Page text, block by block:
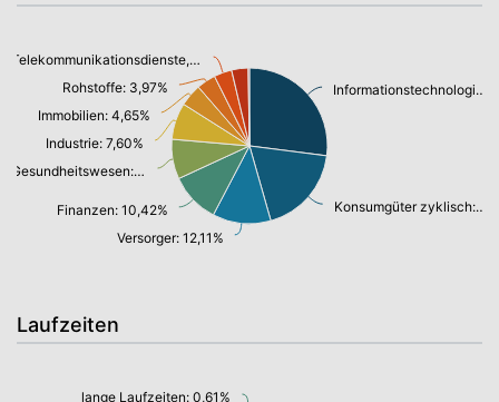
Informationstechnologie: 27,03%
Konsumgüter zyklisch: 18,54%
Versorger: 12,11%
Finanzen: 10,42%
Gesundheitswesen: 8,26%
Industrie: 7,60%
Immobilien: 4,65%
Rohstoffe: 3,97%
Telekommunikationsdienste, Breitband Internet: 3,71%
Laufzeiten
lange Laufzeiten: 0,61%